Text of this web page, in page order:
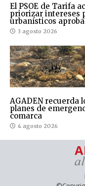
El PSOE de Tarifa
priorizar intereses
urbanísticos
3 agosto 2026
AGADEN recuerda
planes de
comarca
4 agosto 2026